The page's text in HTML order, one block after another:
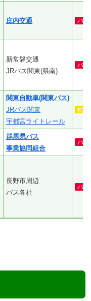
庄内交通 バ
新常磐交通
JRバス関東(県南)
バ
関東自動車(関東バス)
JRバス関東
宇都宮ライトレール
軌
群馬県バス
事業協同組合
バ
長野市周辺
バス各社
バ